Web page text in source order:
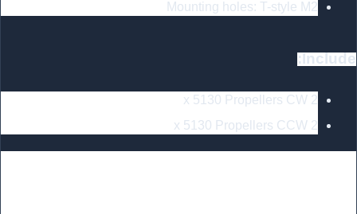
Mounting holes: T-style M2
Include:
2 x 5130 Propellers CW
2 x 5130 Propellers CCW